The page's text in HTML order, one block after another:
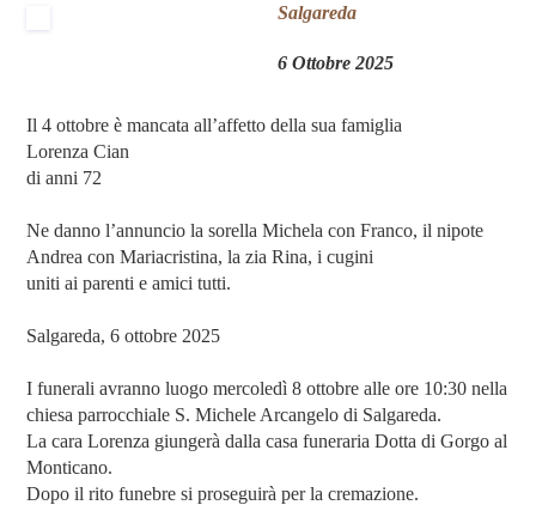
Salgareda
6 Ottobre 2025
Il 4 ottobre è mancata all’affetto della sua famiglia
Lorenza Cian
di anni 72
Ne danno l’annuncio la sorella Michela con Franco, il nipote
Andrea con Mariacristina, la zia Rina, i cugini
uniti ai parenti e amici tutti.
Salgareda, 6 ottobre 2025
I funerali avranno luogo mercoledì 8 ottobre alle ore 10:30 nella
chiesa parrocchiale S. Michele Arcangelo di Salgareda.
La cara Lorenza giungerà dalla casa funeraria Dotta di Gorgo al
Monticano.
Dopo il rito funebre si proseguirà per la cremazione.